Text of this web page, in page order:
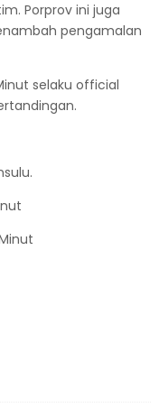
Porprov ini juga
pengamalan
selaku official